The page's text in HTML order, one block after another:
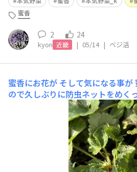
蜜香
2 24
kyon 近畿 | 05/14 | ベジ活
蜜香にお花が そして気になる事が
ので久しぶりに防虫ネットをめく
ネットをめくって気になる事が蜜
ててこれって病気？検索してみた
焼け（葉焼け）・肥料の過多 ・病
いどれなんだ〜い手前3株が蜜香